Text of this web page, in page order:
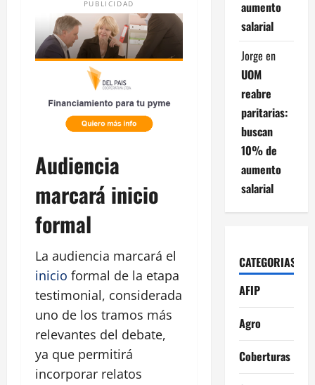
PUBLICIDAD
Audiencia
marcará inicio
formal
La audiencia marcará el
inicio formal de la etapa
testimonial, considerada
uno de los tramos más
relevantes del debate,
ya que permitirá
incorporar relatos
aumento
salarial
Jorge en
UOM
reabre
paritarias:
buscan
10% de
aumento
salarial
CATEGORIAS
AFIP
Agro
Coberturas